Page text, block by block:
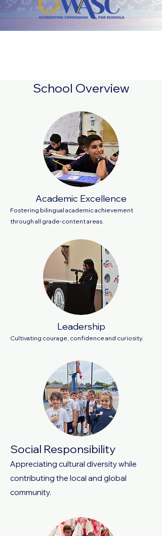
School Overview
Academic Excellence
Fostering bilingual academic achievement
through all grade-content areas.
Leadership
Cultivating courage, confidence and curiosity.
Social Responsibility
Appreciating cultural diversity while
contributing the local and global
community.